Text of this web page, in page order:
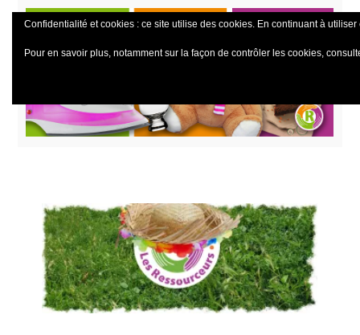
Confidentialité et cookies : ce site utilise des cookies. En continuant à
Pour en savoir plus, notamment sur la façon de contrôler les cookies,